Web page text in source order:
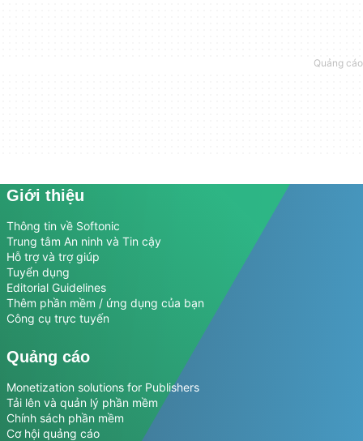
Giới thiệu
Thông tin về Softonic
Trung tâm An ninh và Tin cậy
Hỗ trợ và trợ giúp
Tuyển dụng
Editorial Guidelines
Thêm phần mềm / ứng dụng của bạn
Công cụ trực tuyến
Quảng cáo
Monetization solutions for Publishers
Tải lên và quản lý phần mềm
Chính sách phần mềm
Cơ hội quảng cáo